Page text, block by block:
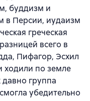
буддизм и
в Персии, иудаизм
греческая
всего в
Пифагор, Эсхил
ходили по земле
группа
убедительно